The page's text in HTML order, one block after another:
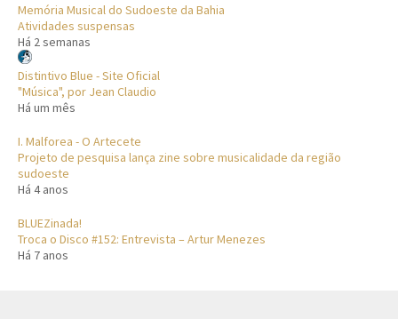
Memória Musical do Sudoeste da Bahia
Atividades suspensas
Há 2 semanas
Distintivo Blue - Site Oficial
"Música", por Jean Claudio
Há um mês
I. Malforea - O Artecete
Projeto de pesquisa lança zine sobre musicalidade da região
sudoeste
Há 4 anos
BLUEZinada!
Troca o Disco #152: Entrevista – Artur Menezes
Há 7 anos